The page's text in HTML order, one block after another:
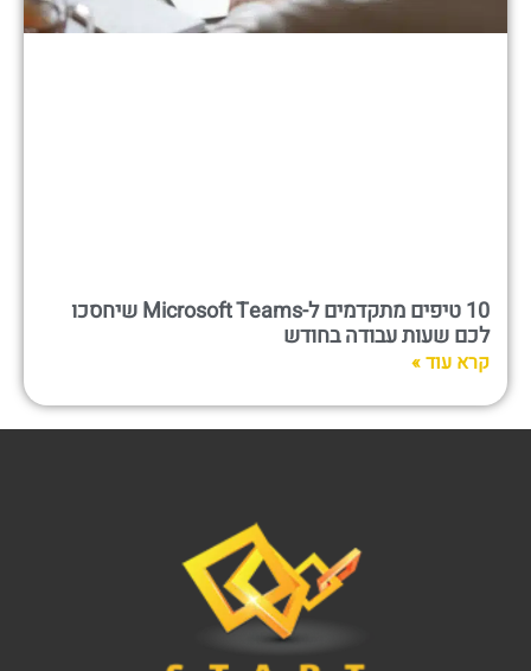
10 טיפים מתקדמים ל-Microsoft Teams שיחסכו
לכם שעות עבודה בחודש
קרא עוד »